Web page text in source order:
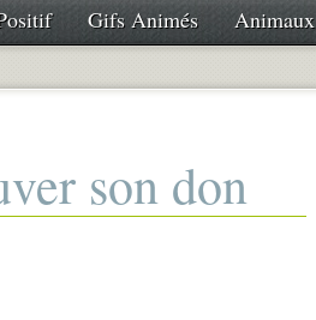
Gifs Animés Animaux
son don